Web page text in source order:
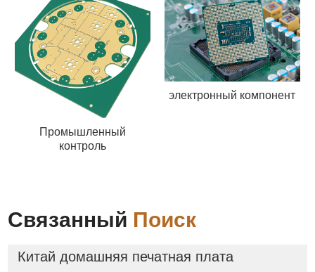
Промышленный
контроль
электронный компонент
Связанный Поиск
Китай домашняя печатная плата